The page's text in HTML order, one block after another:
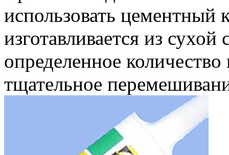
использовать
изготавливается из
определенное
тщательное